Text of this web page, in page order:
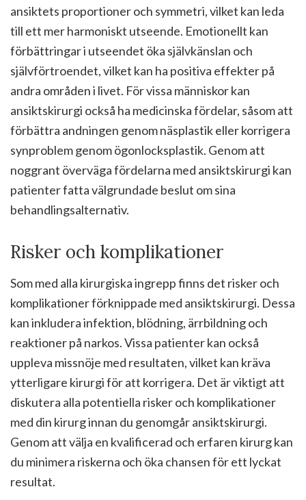
ansiktets proportioner och symmetri, vilket kan leda
till ett mer harmoniskt utseende. Emotionellt kan
förbättringar i utseendet öka självkänslan och
självförtroendet, vilket kan ha positiva effekter på
andra områden i livet. För vissa människor kan
ansiktskirurgi också ha medicinska fördelar, såsom att
förbättra andningen genom näsplastik eller korrigera
synproblem genom ögonlocksplastik. Genom att
noggrant överväga fördelarna med ansiktskirurgi kan
patienter fatta välgrundade beslut om sina
behandlingsalternativ.
Risker och komplikationer
Som med alla kirurgiska ingrepp finns det risker och
komplikationer förknippade med ansiktskirurgi. Dessa
kan inkludera infektion, blödning, ärrbildning och
reaktioner på narkos. Vissa patienter kan också
uppleva missnöje med resultaten, vilket kan kräva
ytterligare kirurgi för att korrigera. Det är viktigt att
diskutera alla potentiella risker och komplikationer
med din kirurg innan du genomgår ansiktskirurgi.
Genom att välja en kvalificerad och erfaren kirurg kan
du minimera riskerna och öka chansen för ett lyckat
resultat.